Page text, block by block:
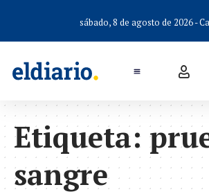
sábado, 8 de agosto de 2026 -
Etiqueta:
sangre